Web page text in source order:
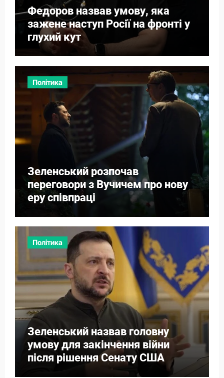
Федоров назвав умову, яка
зажене наступ Росії на фронті у
глухий кут
Політика
Зеленський розпочав
переговори з Вучичем про нову
еру співпраці
Політика
Зеленський назвав головну
умову для закінчення війни
після рішення Сенату США